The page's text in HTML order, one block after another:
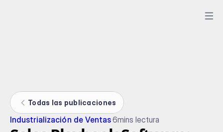
Todas las publicaciones
Industrialización de Ventas6mins lectura